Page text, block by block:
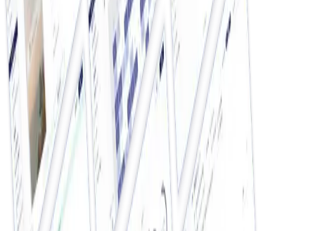
お急ぎの場合は
ご用件をお伝え頂ければ、担当者より折り返し致します。